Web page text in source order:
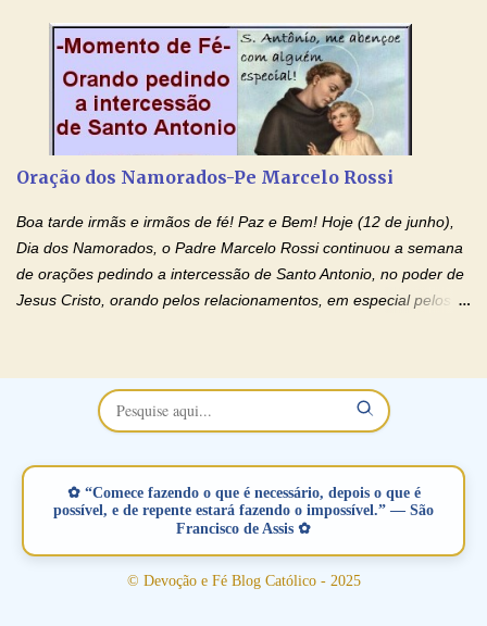
no programa de rádio Momento de Fé, pela cura dos
relacionamentos. Seu relacionamento está doente? Você está
sofrendo? Então ouça o Momento de Fé e entre nesta corrente
de orações abençoadas, d eixe o Amor Ágape de Jesus curar e
restaurar você e seu relacionamento. Adriana-Devoção e Fé
Oração Pelos Casais Que Estão Separados Casais que estão
separados, devido ao envolvimento de outras pessoas no
relacionamento e que minaram, espiritualmente, a relação do
casal. Vamos orar (coloque o seu esposo ou esposa diante de
Deus). "Senhor Jesus, restaura os laços ...
Oração dos Namorados-Pe Marcelo Rossi
Boa tarde irmãs e irmãos de fé! Paz e Bem! Hoje (12 de junho),
Dia dos Namorados, o Padre Marcelo Rossi continuou a semana
de orações pedindo a intercessão de Santo Antonio, no poder de
Jesus Cristo, orando pelos relacionamentos, em especial pelos
maravilhosos cartões que coloquei aqui para vocês. Não perca
esta abençoada semana no Momento de Fé do Padre Marcelo,
vamos juntos formar esta forte corrente de orações. Você que
verdadeiro, ou que está com problemas no relacionamento
amoroso, creia na poderosa intercessão deste santo amigo:
Santo Antonio! Tenha fé, não desista, pois ele intercede por nós
junto a Jesus! Fique no Amor Ágape de Jesus e no Amor Materno
de Nossa Senhora. Adriana-Devoção e Fé Mensagem do Padre
✿ “Comece fazendo o que é necessário, depois o que é
possível, e de repente estará fazendo o impossível.” — São
Francisco de Assis ✿
© Devoção e Fé Blog Católico - 2025